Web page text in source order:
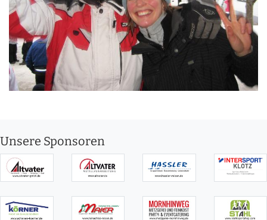
Unsere Sponsoren